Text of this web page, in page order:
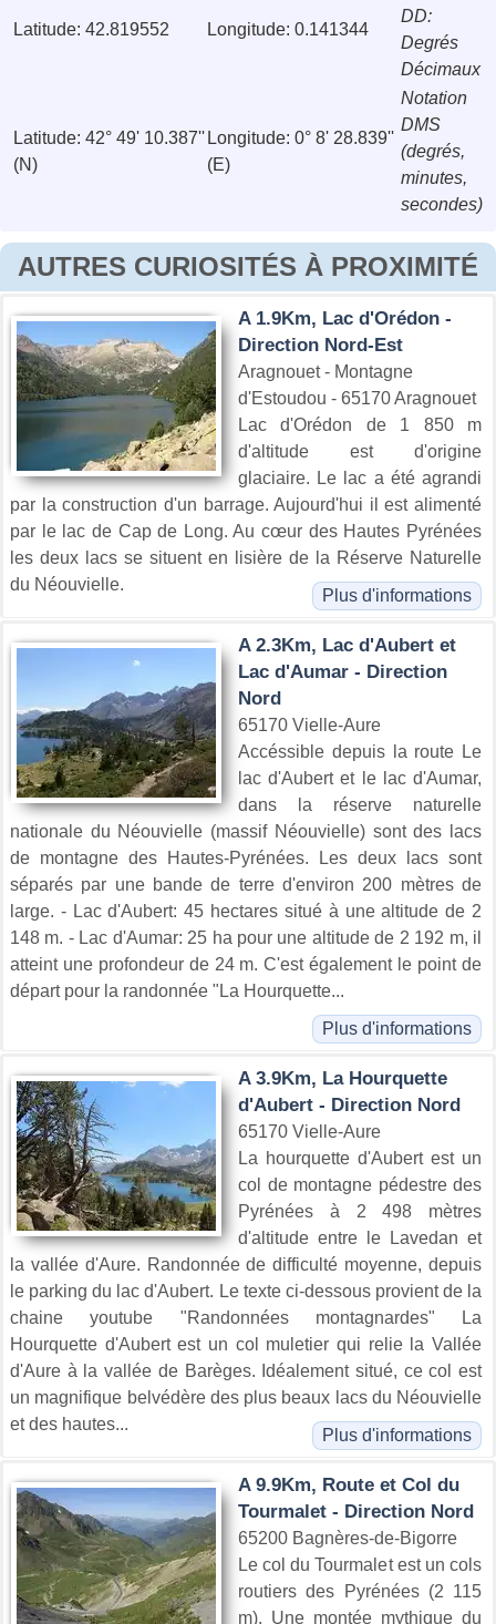
Latitude: 42.819552 Longitude: 0.141344
DD:
Degrés
Décimaux
Latitude: 42° 49' 10.387''
(N)
Longitude: 0° 8' 28.839''
(E)
Notation
DMS
(degrés,
minutes,
secondes)
AUTRES CURIOSITÉS À PROXIMITÉ
A 1.9Km, Lac d'Orédon -
Direction Nord-Est
Aragnouet - Montagne
d'Estoudou - 65170 Aragnouet
Lac d'Orédon de 1 850 m
d'altitude est d'origine
glaciaire. Le lac a été agrandi
par la construction d'un barrage. Aujourd'hui il est alimenté
par le lac de Cap de Long. Au cœur des Hautes Pyrénées
les deux lacs se situent en lisière de la Réserve Naturelle
du Néouvielle.
Plus d'informations
A 2.3Km, Lac d'Aubert et
Lac d'Aumar - Direction
Nord
65170 Vielle-Aure
Accéssible depuis la route Le
lac d'Aubert et le lac d'Aumar,
dans la réserve naturelle
nationale du Néouvielle (massif Néouvielle) sont des lacs
de montagne des Hautes-Pyrénées. Les deux lacs sont
séparés par une bande de terre d'environ 200 mètres de
large. - Lac d'Aubert: 45 hectares situé à une altitude de 2
148 m. - Lac d'Aumar: 25 ha pour une altitude de 2 192 m, il
atteint une profondeur de 24 m. C'est également le point de
départ pour la randonnée "La Hourquette...
Plus d'informations
A 3.9Km, La Hourquette
d'Aubert - Direction Nord
65170 Vielle-Aure
La hourquette d'Aubert est un
col de montagne pédestre des
Pyrénées à 2 498 mètres
d'altitude entre le Lavedan et
la vallée d'Aure. Randonnée de difficulté moyenne, depuis
le parking du lac d'Aubert. Le texte ci-dessous provient de la
chaine youtube "Randonnées montagnardes" La
Hourquette d'Aubert est un col muletier qui relie la Vallée
d'Aure à la vallée de Barèges. Idéalement situé, ce col est
un magnifique belvédère des plus beaux lacs du Néouvielle
et des hautes...
Plus d'informations
A 9.9Km, Route et Col du
Tourmalet - Direction Nord
65200 Bagnères-de-Bigorre
Le col du Tourmalet est un cols
routiers des Pyrénées (2 115
m). Une montée mythique du